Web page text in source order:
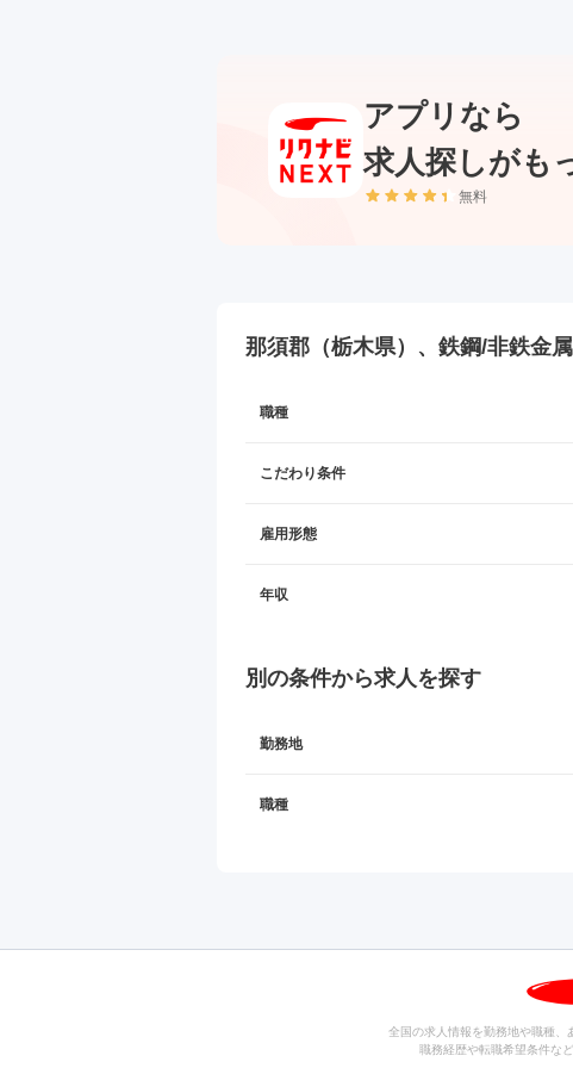
アプリなら
求人探しがも
無料
那須郡（栃木県）、鉄鋼/非鉄金
職種
こだわり条件
雇用形態
年収
別の条件から求人を探す
勤務地
職種
全国の求人情報を勤務地や職種、
職務経歴や転職希望条件な